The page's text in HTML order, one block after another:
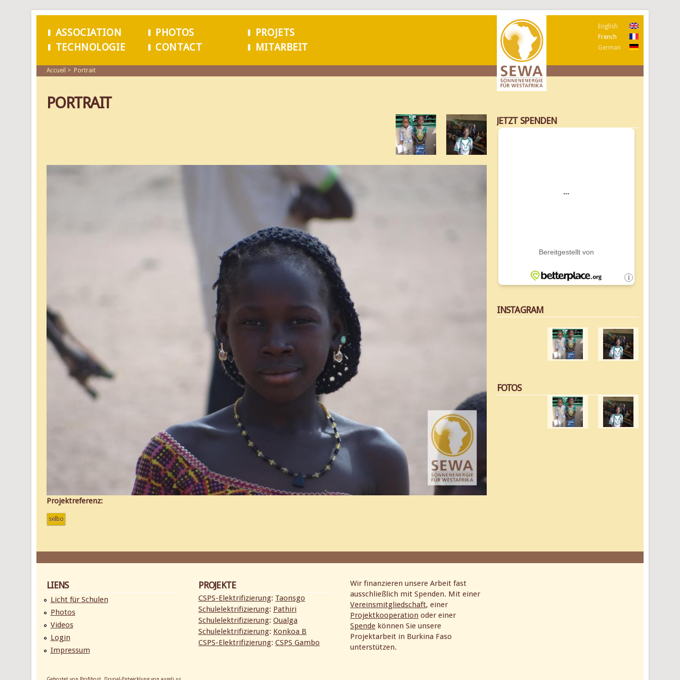
Aller au
MENU PRINCIPAL
ASSOCIATION PHOTOS
PROJETS
TECHNOLOGIE
CONTACT MITARBEIT
Accueil Portrait
English
French
German
PORTRAIT
Projektreferenz:
selbo
JETZT SPENDEN
INSTAGRAM
FOTOS
LIENS
Licht für Schulen
Photos
Videos
Login
Impressum
PROJEKTE
CSPS-Elektrifizierung: Taonsgo
Schulelektrifizierung: Pathiri
Schulelektrifizierung: Oualga
Schulelektrifizierung: Konkoa B
CSPS-Elektrifizierung: CSPS Gambo
Wir finanzieren unsere Arbeit fast
ausschließlich mit Spenden. Mit einer
Vereinsmitgliedschaft, einer
Projektkooperation oder einer
Spende können Sie unsere
Projektarbeit in Burkina Faso
unterstützen.